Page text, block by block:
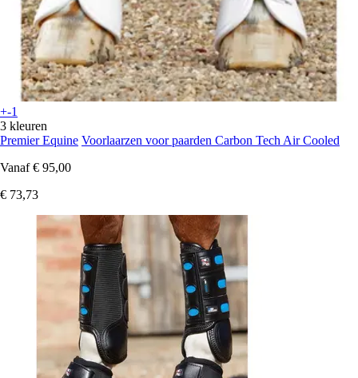
+-1
3 kleuren
Premier Equine Voorlaarzen voor paarden Carbon Tech Air Cooled
Vanaf € 95,00
€ 73,73